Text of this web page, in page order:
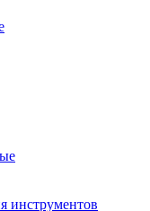
инструментов